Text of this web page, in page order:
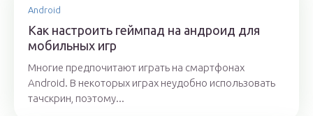
Android
Как настроить геймпад на андроид для
мобильных игр
Многие предпочитают играть на смартфонах
Android. В некоторых играх неудобно использовать
тачскрин, поэтому...